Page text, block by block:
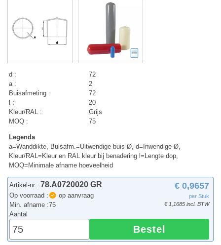
d :
72
a :
2
Buisafmeting :
72
l :
20
Kleur/RAL :
Grijs
MOQ :
75
Legenda
a=Wanddikte, Buisafm.=Uitwendige buis-Ø, d=Inwendige-Ø,
Kleur/RAL=Kleur en RAL kleur bij benadering l=Lengte dop,
MOQ=Minimale afname hoeveelheid
Artikel-nr. :78.A0720020 GR
Op voorraad :
op aanvraag
Min. afname :75
€ 0,9657
per Stuk
€ 1,1685 incl. BTW
Aantal
Bestel